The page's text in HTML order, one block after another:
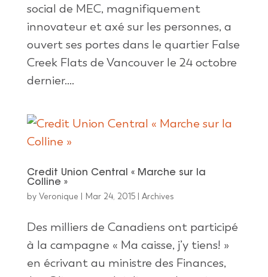
social de MEC, magnifiquement
innovateur et axé sur les personnes, a
ouvert ses portes dans le quartier False
Creek Flats de Vancouver le 24 octobre
dernier....
Credit Union Central « Marche sur la
Colline »
by Veronique | Mar 24, 2015| Archives
Des milliers de Canadiens ont participé
à la campagne « Ma caisse, j’y tiens! »
en écrivant au ministre des Finances,